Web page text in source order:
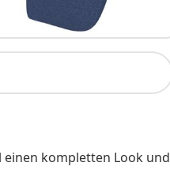
kompletten Look und